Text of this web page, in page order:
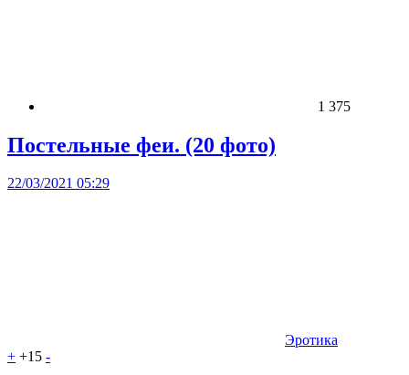
1 375
Постельные феи. (20 фото)
22/03/2021 05:29
Эротика
+ +15 -